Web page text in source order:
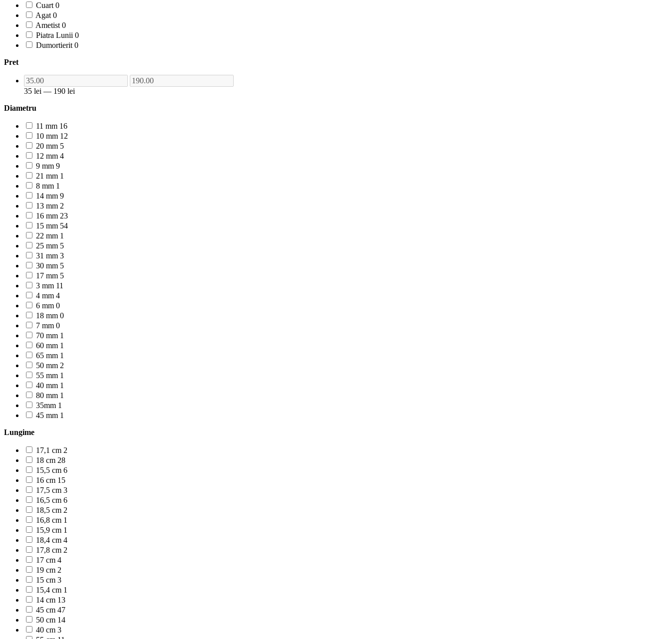
Cuart 0
Agat 0
Ametist 0
Piatra Lunii 0
Dumortierit 0
Pret
35 lei — 190 lei
Diametru
11 mm 16
10 mm 12
20 mm 5
12 mm 4
9 mm 9
21 mm 1
8 mm 1
14 mm 9
13 mm 2
16 mm 23
15 mm 54
22 mm 1
25 mm 5
31 mm 3
30 mm 5
17 mm 5
3 mm 11
4 mm 4
6 mm 0
18 mm 0
7 mm 0
70 mm 1
60 mm 1
65 mm 1
50 mm 2
55 mm 1
40 mm 1
80 mm 1
35mm 1
45 mm 1
Lungime
17,1 cm 2
18 cm 28
15,5 cm 6
16 cm 15
17,5 cm 3
16,5 cm 6
18,5 cm 2
16,8 cm 1
15,9 cm 1
18,4 cm 4
17,8 cm 2
17 cm 4
19 cm 2
15 cm 3
15,4 cm 1
14 cm 13
45 cm 47
50 cm 14
40 cm 3